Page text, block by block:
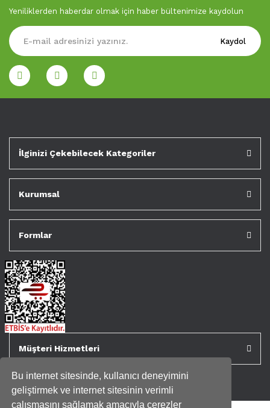
Bu internet sitesinde, kullanıcı deneyimini
geliştirmek ve internet sitesinin verimli
çalışmasını sağlamak amacıyla çerezler
Yeniliklerden haberdar olmak için haber bültenimize kaydolun
Kaydol
İlginizi Çekebilecek Kategoriler
Kurumsal
Formlar
Müşteri Hizmetleri